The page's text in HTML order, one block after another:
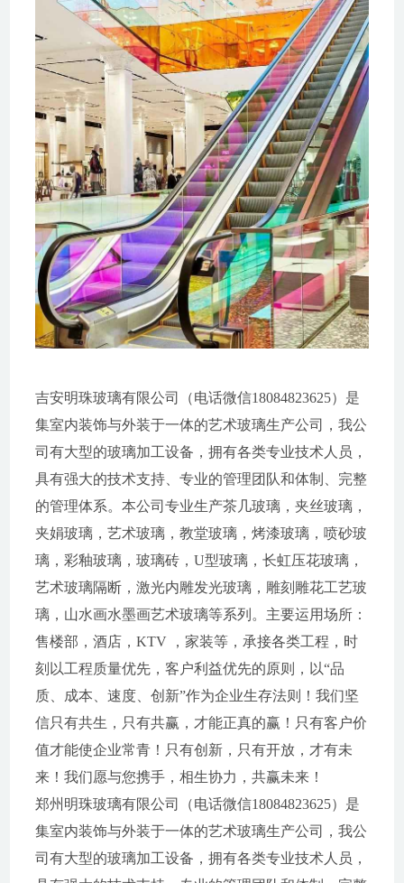
吉安明珠玻璃有限公司（电话微信18084823625）是
集室内装饰与外装于一体的艺术玻璃生产公司，我公
司有大型的玻璃加工设备，拥有各类专业技术人员，
具有强大的技术支持、专业的管理团队和体制、完整
的管理体系。本公司专业生产茶几玻璃，夹丝玻璃，
夹娟玻璃，艺术玻璃，教堂玻璃，烤漆玻璃，喷砂玻
璃，彩釉玻璃，玻璃砖，U型玻璃，长虹压花玻璃，
艺术玻璃隔断，激光内雕发光玻璃，雕刻雕花工艺玻
璃，山水画水墨画艺术玻璃等系列。主要运用场所：
售楼部，酒店，KTV ，家装等，承接各类工程，时
刻以工程质量优先，客户利益优先的原则，以“品
质、成本、速度、创新”作为企业生存法则！我们坚
信只有共生，只有共赢，才能正真的赢！只有客户价
值才能使企业常青！只有创新，只有开放，才有未
来！我们愿与您携手，相生协力，共赢未来！
郑州明珠玻璃有限公司（电话微信18084823625）是
集室内装饰与外装于一体的艺术玻璃生产公司，我公
司有大型的玻璃加工设备，拥有各类专业技术人员，